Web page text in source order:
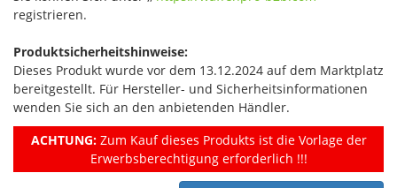
registrieren.
Produktsicherheitshinweise:
Dieses Produkt wurde vor dem 13.12.2024 auf dem Marktplatz
bereitgestellt. Für Hersteller- und Sicherheitsinformationen
wenden Sie sich an den anbietenden Händler.
ACHTUNG:Zum Kauf dieses Produkts ist die Vorlage der
Erwerbsberechtigung erforderlich !!!